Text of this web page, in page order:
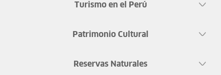
Turismo en el Perú
Patrimonio Cultural
Reservas Naturales